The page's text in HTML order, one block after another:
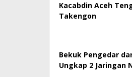
Kacabdin Aceh
Takengon
Bekuk Pengedar
Ungkap 2 Jaringan